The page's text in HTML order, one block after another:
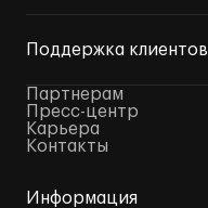
Поддержка клиентов
Партнерам
Пресс-центр
Карьера
Контакты
Информация